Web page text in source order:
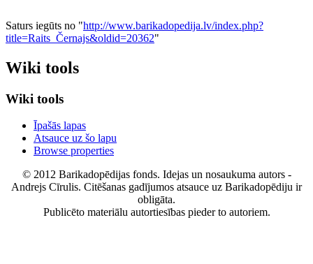
Saturs iegūts no "http://www.barikadopedija.lv/index.php?
title=Raits_Černajs&oldid=20362"
Wiki tools
Wiki tools
Īpašās lapas
Atsauce uz šo lapu
Browse properties
© 2012 Barikadopēdijas fonds. Idejas un nosaukuma autors -
Andrejs Cīrulis. Citēšanas gadījumos atsauce uz Barikadopēdiju ir
obligāta.
Publicēto materiālu autortiesības pieder to autoriem.